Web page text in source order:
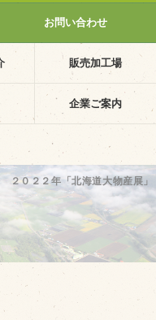
販売加工場
企業ご案内
お問い合わせ
０２２年「北海道大物産展」